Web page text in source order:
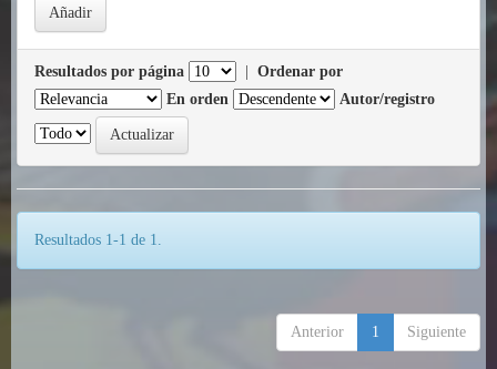
Resultados por página
Ordenar por
En orden
Autor/registro
Resultados 1-1 de 1.
Anterior 1 Siguiente